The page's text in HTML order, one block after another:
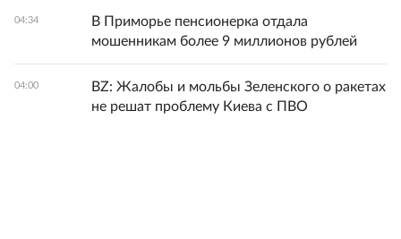
04:34
В Приморье пенсионерка отдала
мошенникам более 9 миллионов рублей
04:00
BZ: Жалобы и мольбы Зеленского о ракетах
не решат проблему Киева с ПВО